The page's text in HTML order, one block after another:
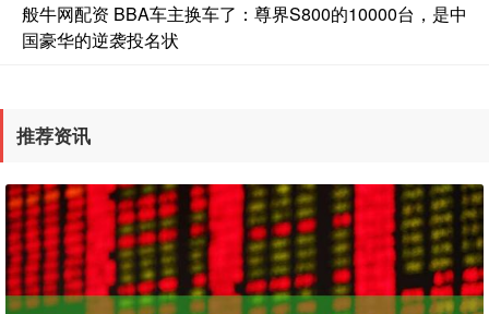
般牛网配资 BBA车主换车了：尊界S800的10000台，是中
国豪华的逆袭投名状
推荐资讯